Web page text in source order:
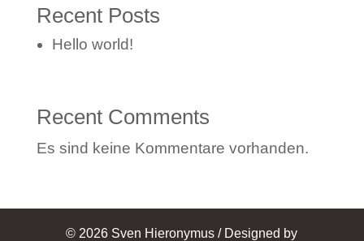
Recent Posts
Hello world!
Recent Comments
Es sind keine Kommentare vorhanden.
© 2026 Sven Hieronymus / Designed by